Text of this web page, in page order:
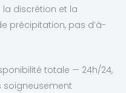
discrétion et la
précipitation, pas d’à-
totale — 24h/24,
soigneusement